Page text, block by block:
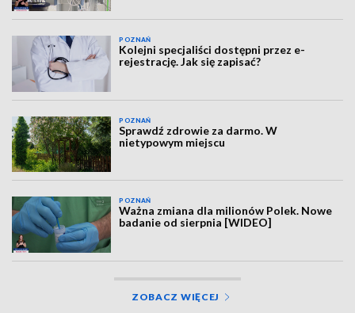
POZNAŃ
Kolejni specjaliści dostępni przez e-
rejestrację. Jak się zapisać?
POZNAŃ
Sprawdź zdrowie za darmo. W
nietypowym miejscu
POZNAŃ
Ważna zmiana dla milionów Polek. Nowe
badanie od sierpnia [WIDEO]
ZOBACZ WIĘCEJ